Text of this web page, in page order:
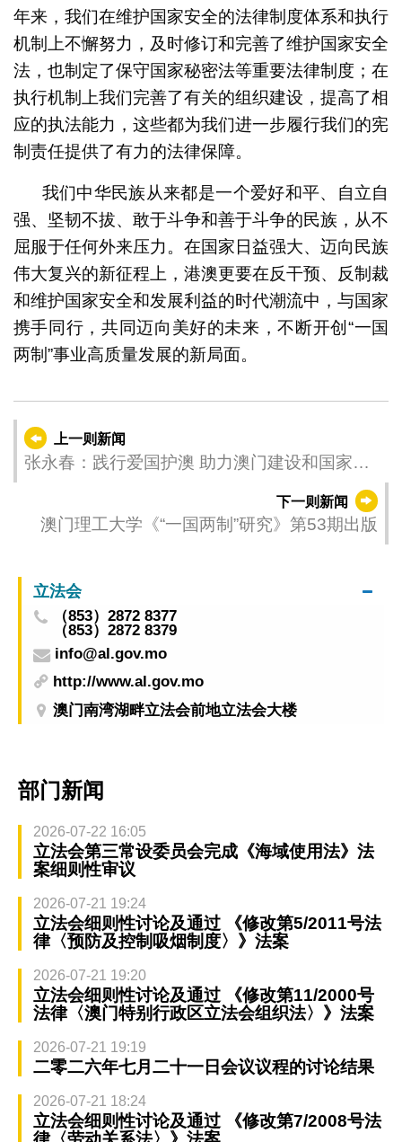
年来，我们在维护国家安全的法律制度体系和执行
机制上不懈努力，及时修订和完善了维护国家安全
法，也制定了保守国家秘密法等重要法律制度；在
执行机制上我们完善了有关的组织建设，提高了相
应的执法能力，这些都为我们进一步履行我们的宪
制责任提供了有力的法律保障。
我们中华民族从来都是一个爱好和平、自立自
强、坚韧不拔、敢于斗争和善于斗争的民族，从不
屈服于任何外来压力。在国家日益强大、迈向民族
伟大复兴的新征程上，港澳更要在反干预、反制裁
和维护国家安全和发展利益的时代潮流中，与国家
携手同行，共同迈向美好的未来，不断开创“一国
两制”事业高质量发展的新局面。
上一则新闻
张永春：践行爱国护澳 助力澳门建设和国家发
下一则新闻
澳门理工大学《“一国两制”研究》第53期出版
立法会
（853）2872 8377
（853）2872 8379
info@al.gov.mo
http://www.al.gov.mo
澳门南湾湖畔立法会前地立法会大楼
部门新闻
2026-07-22 16:05
立法会第三常设委员会完成《海域使用法》法
案细则性审议
2026-07-21 19:24
立法会细则性讨论及通过 《修改第5/2011号法
律〈预防及控制吸烟制度〉》法案
2026-07-21 19:20
立法会细则性讨论及通过 《修改第11/2000号
法律〈澳门特别行政区立法会组织法〉》法案
2026-07-21 19:19
二零二六年七月二十一日会议议程的讨论结果
2026-07-21 18:24
立法会细则性讨论及通过 《修改第7/2008号法